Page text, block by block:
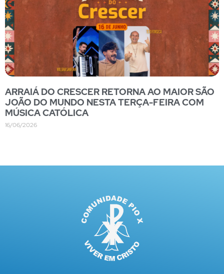
ARRAIÁ DO CRESCER RETORNA AO MAIOR SÃO
JOÃO DO MUNDO NESTA TERÇA-FEIRA COM
MÚSICA CATÓLICA
16/06/2026